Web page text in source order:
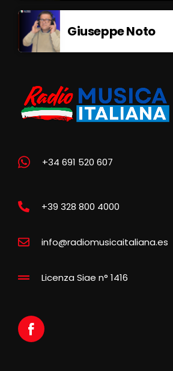
Giuseppe Noto
+34 691 520 607
+39 328 800 4000
info@radiomusicaitaliana.es
Licenza Siae n° 1416